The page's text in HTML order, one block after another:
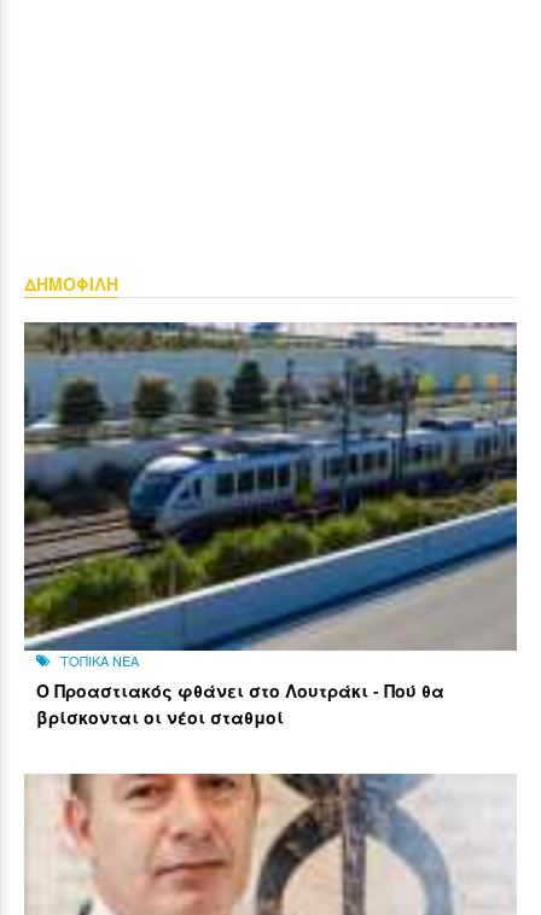
ΔΗΜΟΦΙΛΗ
ΤΟΠΙΚΑ ΝΕΑ
Ο Προαστιακός φθάνει στο Λουτράκι - Πού θα
βρίσκονται οι νέοι σταθμοί